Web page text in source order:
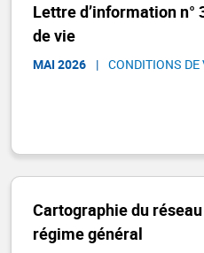
Lettre d’information n°
de vie
MAI 2026 | CONDITIONS DE
Cartographie du
régime général